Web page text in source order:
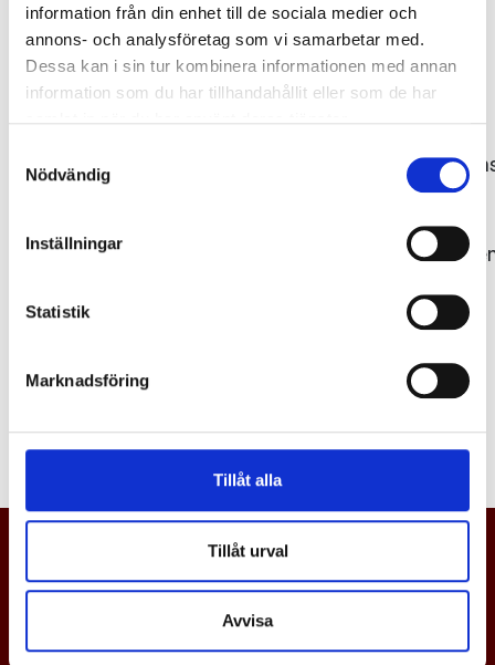
information från din enhet till de sociala medier och
annons- och analysföretag som vi samarbetar med.
Dessa kan i sin tur kombinera informationen med annan
information som du har tillhandahållit eller som de har
Nödvändig
Inställningar
Statistik
Marknadsföring
Tillåt alla
Tillåt urval
Avvisa
respektive
fotograf.
Källan ska
uppges,
fotografens/
företagets